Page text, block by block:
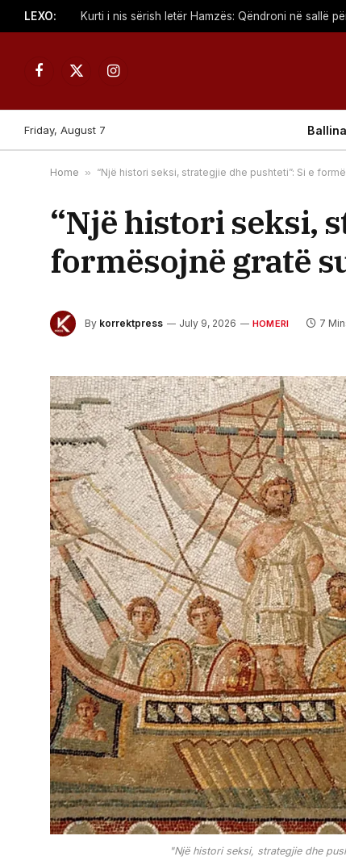
LEXO:
Facebook
X
Instagram
Friday, August 7 Ballina
Home » “Një histori seksi, strategjie dhe pushteti”: Si e
“Një histori seksi,
formësojnë gratë
By korrektpress July 9, 2026 HOMERI 7
"Një histori seksi, strategjie dhe